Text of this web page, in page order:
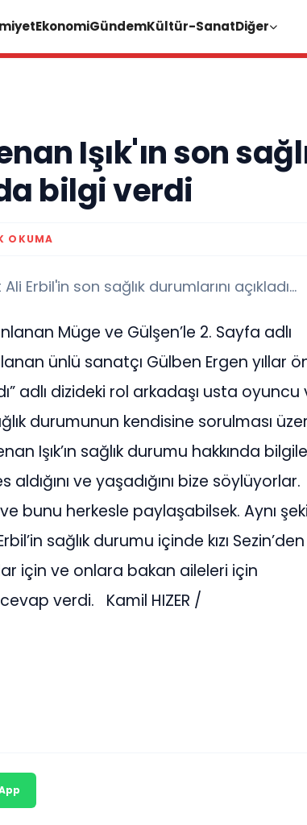
EkonomiGündemKültür-SanatDiğer
Işık'ın son
bilgi verdi
OKUMA
Erbil'in son sağlık durumlarını açıkladı...
Müge ve Gülşen’le 2. Sayfa adlı
ünlü sanatçı Gülben Ergen yıllar
adlı dizideki rol arkadaşı usta oyuncu
durumunun kendisine sorulması
Işık’ın sağlık durumu hakkında
ve yaşadığını bize söylüyorlar.
bunu herkesle paylaşabilsek. Aynı
sağlık durumu içinde kızı Sezin’den
için ve onlara bakan aileleri için
verdi. Kamil HIZER /